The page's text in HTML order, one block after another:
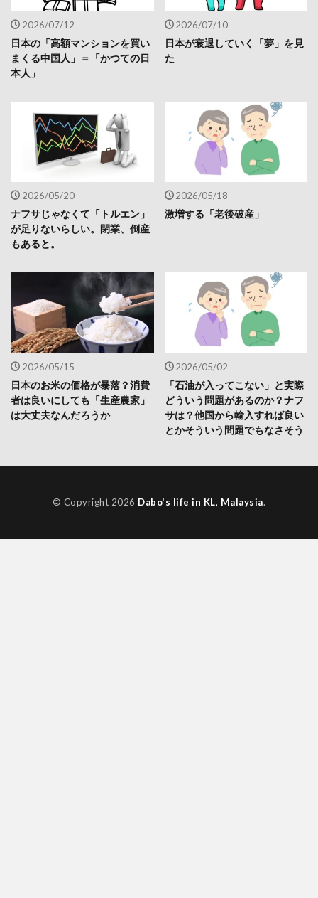
2026/07/12
日本の「高額マンションを買い
まくる中国人」＝「かつての日
本人」
2026/07/10
日本が衰退していく「夢」を見
た
2026/05/20
ナフサじゃなくて「トルエン」
が足りないらしい。閉業、倒産
もあると。
2026/05/18
激増する「老後破産」
2026/05/15
日本のお米の価格が暴落？消費
者は良いにしても「生産農家」
は大丈夫なんだろうか
2026/05/02
「石油が入ってこない」と実際
どういう問題があるのか？ナフ
サは？他国から輸入すれば良い
とかそういう問題でもなさそう
© Copyright 2026 Dabo's life in KL, Malaysia.